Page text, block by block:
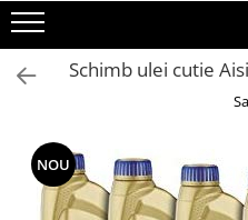
Pachete Grup Diferential
Reparatii convertizoare de
Climatizare Auto
Piese cutii de viteze automata
Ulei cutie automata
Filtre cutii automate
Schimb ulei cutie
NOU